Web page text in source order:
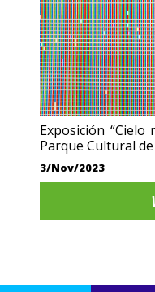
Exposición
Parque Cultural
3/Nov/2023